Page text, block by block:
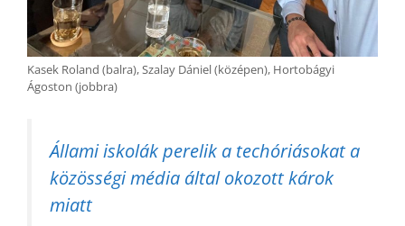
Kasek Roland (balra), Szalay Dániel (középen), Hortobágyi
Ágoston (jobbra)
Állami iskolák perelik a techóriásokat a
közösségi média által okozott károk
miatt